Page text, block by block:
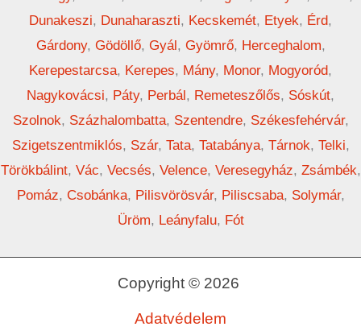
Dunakeszi, Dunaharaszti, Kecskemét, Etyek, Érd,
Gárdony, Gödöllő, Gyál , Gyömrő, Herceghalom,
Kerepestarcsa, Kerepes, Mány, Monor, Mogyoród,
Nagykovácsi, Páty, Perbál , Remeteszőlős, Sóskút,
Szolnok, Százhalombatta, Szentendre, Székesfehérvár,
Szigetszentmiklós, Szár, Tata, Tatabánya, Tárnok, Telki,
Törökbálint, Vác, Vecsés, Velence, Veresegyház, Zsámbék,
Pomáz, Csobánka, Pilisvörösvár, Piliscsaba, Solymár,
Üröm, Leányfalu, Fót
Copyright © 2026
Adatvédelem